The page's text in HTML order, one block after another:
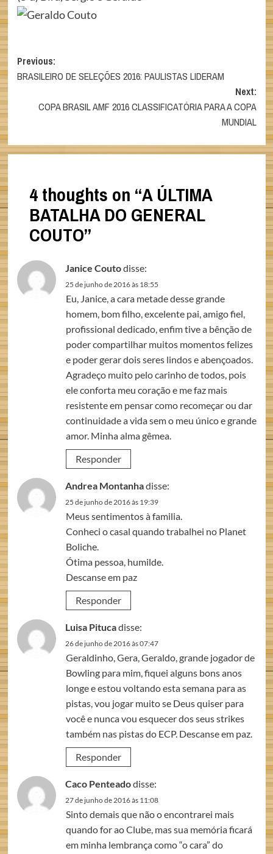
Post
navigation
Previous:
BRASILEIRO DE SELEÇÕES 2016: PAULISTAS LIDERAM
Next:
COPA BRASIL AMF 2016 CLASSIFICATÓRIA PARA A COPA
MUNDIAL
4 thoughts on “A ÚLTIMA
BATALHA DO GENERAL
COUTO”
Janice Coutodisse:
25 de junho de 2016 às 18:55
Eu, Janice, a cara metade desse grande
homem, bom filho, excelente pai, amigo fiel,
profissional dedicado, enfim tive a bênção de
poder compartilhar muitos momentos felizes
e poder gerar dois seres lindos e abençoados.
Agradeço muito pelo carinho de todos, pois
ele conforta meu coração e me faz mais
resistente em pensar como recomeçar ou dar
continuidade a vida sem o meu único e grande
amor. Minha alma gêmea.
Responder
Andrea Montanhadisse:
25 de junho de 2016 às 19:39
Meus sentimentos à familia.
Conheci o casal quando trabalhei no Planet
Boliche.
Ótima pessoa, humilde.
Descanse em paz
Responder
Luisa Pitucadisse:
26 de junho de 2016 às 07:47
Geraldinho, Gera, Geraldo, grande jogador de
Bowling para mim, fiquei alguns bons anos
longe e estou voltando esta semana para as
pistas, vou jogar muito se Deus quiser para
você e nunca vou esquecer dos seus strikes
também nas pistas do ECP. Descanse em paz.
Responder
Caco Penteadodisse:
27 de junho de 2016 às 11:08
Sinto demais que não o encontrarei mais
quando for ao Clube, mas sua memória ficará
em minha lembrança como “o cara” do